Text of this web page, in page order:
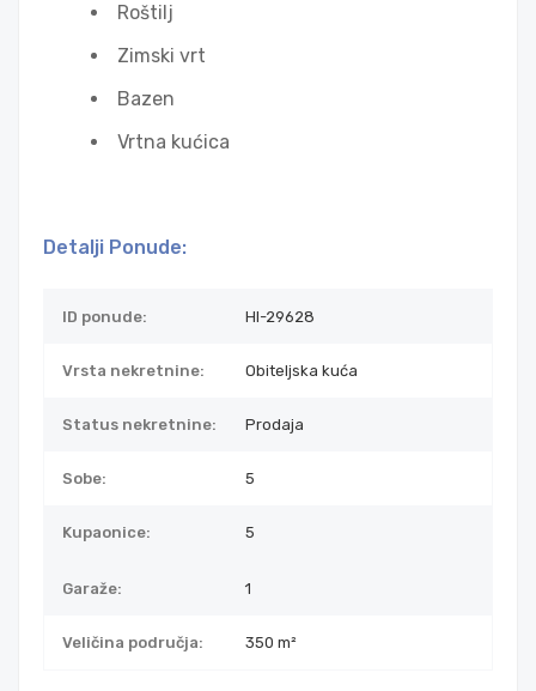
Roštilj
Zimski vrt
Bazen
Vrtna kućica
Detalji Ponude:
ID ponude: HI-29628
Vrsta nekretnine: Obiteljska kuća
Status nekretnine: Prodaja
Sobe: 5
Kupaonice: 5
Garaže: 1
Veličina područja: 350 m²